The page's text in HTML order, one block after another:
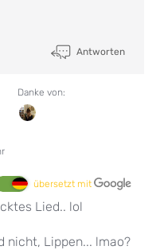
Antworten
Danke von:
übersetzt mit
Lied.. lol
nicht, Lippen... lmao?